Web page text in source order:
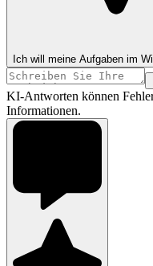
Ich will meine Aufgaben im
KI-Antworten können
Informationen.